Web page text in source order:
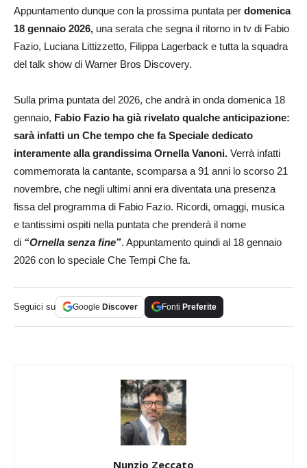
Appuntamento dunque con la prossima puntata per domenica
18 gennaio 2026, una serata che segna il ritorno in tv di Fabio
Fazio, Luciana Littizzetto, Filippa Lagerback e tutta la squadra
del talk show di Warner Bros Discovery.
Sulla prima puntata del 2026, che andrà in onda domenica 18
gennaio, Fabio Fazio ha già rivelato qualche anticipazione:
sarà infatti un Che tempo che fa Speciale dedicato
interamente alla grandissima Ornella Vanoni. Verrà infatti
commemorata la cantante, scomparsa a 91 anni lo scorso 21
novembre, che negli ultimi anni era diventata una presenza
fissa del programma di Fabio Fazio. Ricordi, omaggi, musica
e tantissimi ospiti nella puntata che prenderà il nome
di “Ornella senza fine”. Appuntamento quindi al 18 gennaio
2026 con lo speciale Che Tempi Che fa.
Seguici su Google Discover Fonti Preferite
Nunzio Zeccato